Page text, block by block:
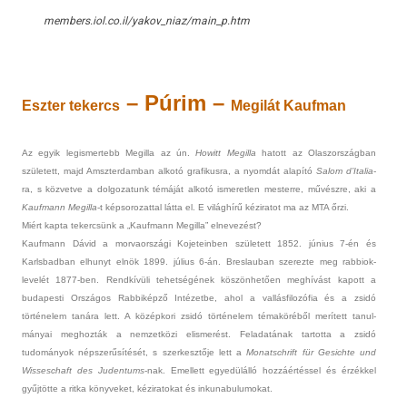
mem­bers.iol.co.il­/yakov_niaz/main_p.htm
Eszt­er tekercs – Púrim – Megilát Kauf­man
Az egyik legis­mertebb Megil­la az ún.Howitt Megil­la hatott az Olas­zország­ban
született, majd Amszter­damban alkotó grafikus­ra, a nyomdát alapító Salom d’Italia-
ra, s köz­vetve a dol­gozatunk témáját alkotó is­meretl­en mes­terre, művészre, aki a
Kauf­mann Megil­la-t kép­sorozatt­al látta el. E világhírű kéziratot ma az MTA őrzi.
Miért kapta tekercsünk a „Kauf­mann Megil­la” el­nevezést?
Kauf­mann Dávid a mor­vaországi Kojeteinb­en született 1852. június 7-én és
Karlsbad­ban el­hunyt elnök 1899. július 6-án. Bres­lauban szerez­te meg rab­biok­
levelét 1877-ben. Rendkívüli tehet­ségének köszönhetően meghívást kapott a
budapes­ti Országos Rab­biképző Intézetbe, ahol a val­lásfilozófia és a zsidó
történelem tanára lett. A középkori zsidó történelem témaköréből merített tanul­
mányai meg­hozták a nem­zetközi elis­merést. Feladatának tar­totta a zsidó
tudományok népszerűsítését, s szer­kesztője lett aMonatschrift für Gesichte und
Wis­seschaft des Juden­tums-nak. Em­el­lett egyedülálló hozzáértéssel és érzékkel
gyűjtötte a ritka könyveket, kéziratokat és in­kunabulumokat.